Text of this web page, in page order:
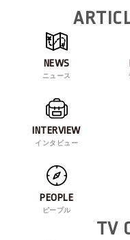
NEWS
ニュース
INTERVIEW
インタビュー
PEOPLE
ピープル
TV